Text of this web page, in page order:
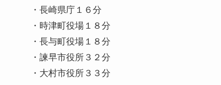
・長崎県庁１６分
・時津町役場１８分
・長与町役場１８分
・諫早市役所３２分
・大村市役所３３分